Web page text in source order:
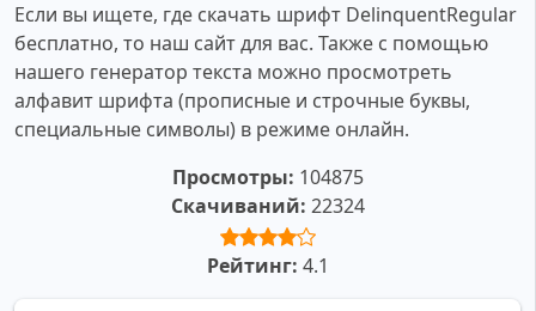
Если вы ищете, где скачать шрифт DelinquentRegular
бесплатно, то наш сайт для вас. Также с помощью
нашего генератор текста можно просмотреть
алфавит шрифта (прописные и строчные буквы,
специальные символы) в режиме онлайн.
Просмотры: 104875
Скачиваний: 22324
Рейтинг: 4.1